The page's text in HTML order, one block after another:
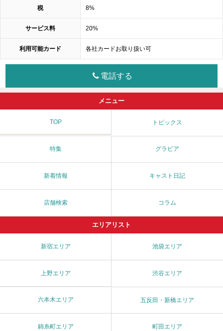
税 8%
サービス料 20%
利用可能カード 各社カードお取り扱い可
電話する
メニュー
TOP トピックス
特集 グラビア
新着情報 キャスト日記
店舗検索 コラム
エリアリスト
新宿エリア 池袋エリア
上野エリア 渋谷エリア
六本木エリア 五反田・新橋エリア
錦糸町エリア 町田エリア